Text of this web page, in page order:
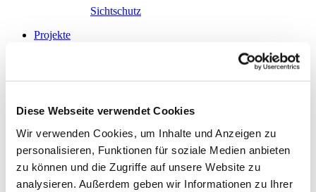
Diese Webseite verwendet Cookies
Wir verwenden Cookies, um Inhalte und Anzeigen zu
personalisieren, Funktionen für soziale Medien anbieten
zu können und die Zugriffe auf unsere Website zu
analysieren. Außerdem geben wir Informationen zu Ihrer
Sichtschutz
Projekte
Strähle 360 Grad
EPD - Environmental Product Declaration
Unternehmen
Über Strähle
Über Strähle
Philosophie